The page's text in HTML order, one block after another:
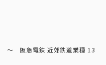
～ 阪急電鉄 近郊鉄道業種 13